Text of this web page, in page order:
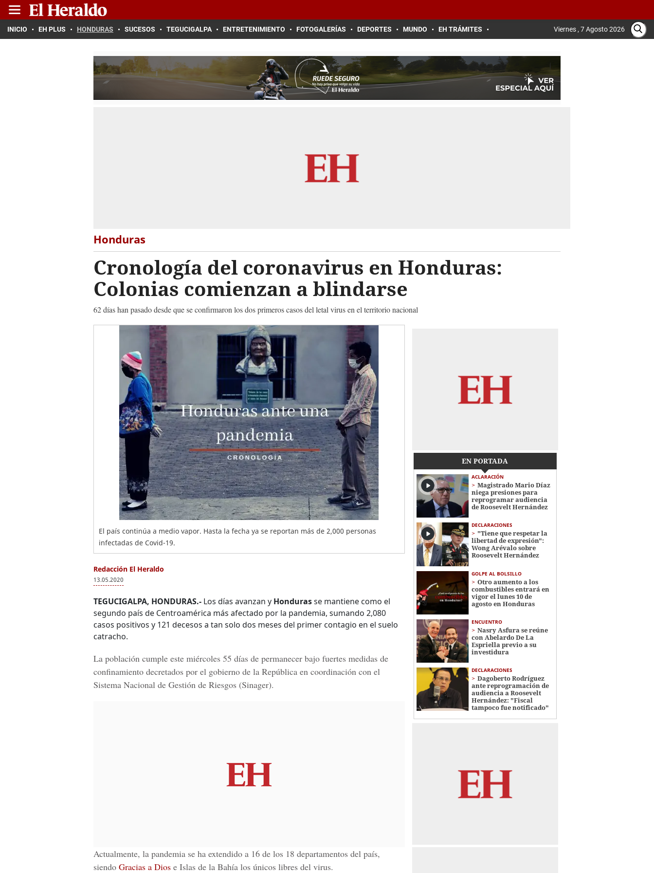
INICIO EH PLUS HONDURAS SUCESOS TEGUCIGALPA ENTRETENIMIENTO FOTOGALERÍAS DEPORTES MUNDO EH TRÁMITES Viernes , 7 Agosto 2026
Honduras
Cronología del coronavirus en Honduras:
Colonias comienzan a blindarse
62 días han pasado desde que se confirmaron los dos primeros casos del letal virus en el territorio nacional
El país continúa a medio vapor. Hasta la fecha ya se reportan más de 2,000 personas
infectadas de Covid-19.
Redacción El Heraldo
13.05.2020
TEGUCIGALPA, HONDURAS.- Los días avanzan y Hondurasse mantiene como el
segundo país de Centroamérica más afectado por la pandemia, sumando 2,080
casos positivos y 121 decesos a tan solo dos meses del primer contagio en el suelo
catracho.
La población cumple este miércoles 55 días de permanecer bajo fuertes medidas de
confinamiento decretados por el gobierno de la República en coordinación con el
Sistema Nacional de Gestión de Riesgos (Sinager).
Actualmente, la pandemia se ha extendido a 16 de los 18 departamentos del país,
siendo Gracias a Dios e Islas de la Bahía los únicos libres del virus.
EN PORTADA
ACLARACIÓN
Magistrado Mario Díaz
niega presiones para
reprogramar audiencia
de Roosevelt Hernández
DECLARACIONES
"Tiene que respetar la
libertad de expresión":
Wong Arévalo sobre
Roosevelt Hernández
GOLPE AL BOLSILLO
Otro aumento a los
combustibles entrará en
vigor el lunes 10 de
agosto en Honduras
ENCUENTRO
Nasry Asfura se reúne
con Abelardo De La
Espriella previo a su
investidura
DECLARACIONES
Dagoberto Rodríguez
ante reprogramación de
audiencia a Roosevelt
Hernández: "Fiscal
tampoco fue notificado"